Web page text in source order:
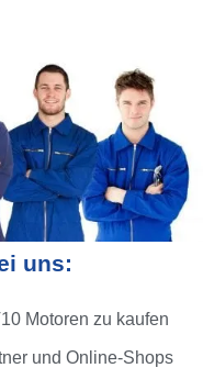
uns:
Motoren zu kaufen
und Online-Shops